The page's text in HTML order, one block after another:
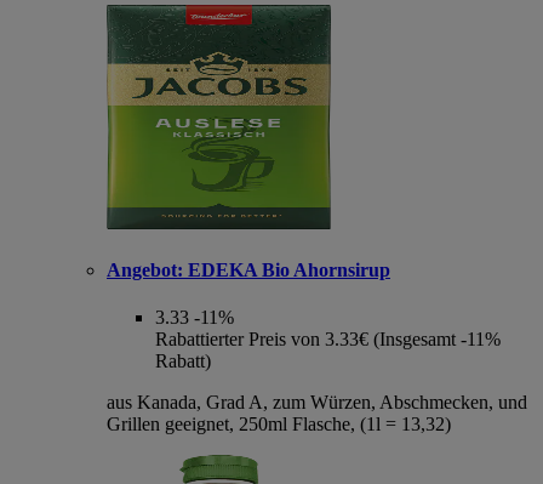
Angebot: EDEKA Bio Ahornsirup
3.33 -11%
Rabattierter Preis von 3.33€ (Insgesamt -11%
Rabatt)
aus Kanada, Grad A, zum Würzen, Abschmecken, und
Grillen geeignet, 250ml Flasche, (1l = 13,32)